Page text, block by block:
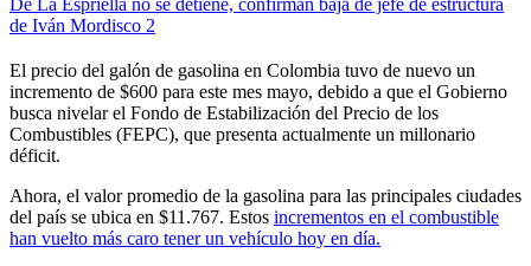
de Iván Mordisco 2
El precio del galón de gasolina en Colombia tuvo de nuevo un
incremento de $600 para este mes mayo, debido a que el Gobierno
busca nivelar el Fondo de Estabilización del Precio de los
Combustibles (FEPC), que presenta actualmente un millonario
déficit.
Ahora, el valor promedio de la gasolina para las principales ciudades
del país se ubica en $11.767. Estos incrementos en el combustible
han vuelto más caro tener un vehículo hoy en día.